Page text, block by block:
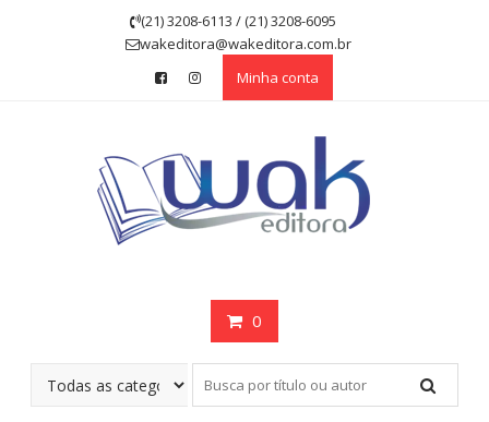
(21) 3208-6113 / (21) 3208-6095
wakeditora@wakeditora.com.br
Minha conta
0